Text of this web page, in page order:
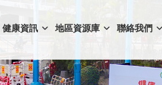
健康資訊 地區資源庫 聯絡我們